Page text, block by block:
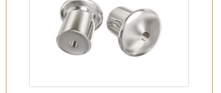
聯絡電話
查詢以下產品